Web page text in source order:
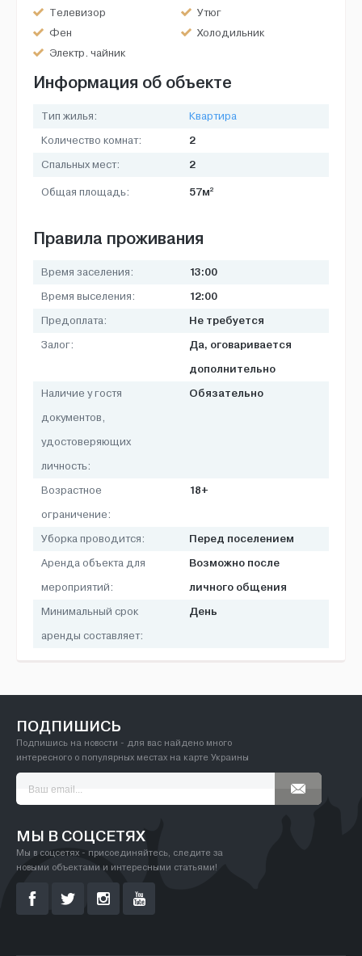
Телевизор
Утюг
Фен
Холодильник
Электр. чайник
Информация об объекте
Тип жилья:
Квартира
Количество комнат:
2
Спальных мест: 2
Общая площадь: 57м2
Правила проживания
Время заселения: 13:00
Время выселения: 12:00
Предоплата: Не требуется
Залог:
Да, оговаривается
дополнительно
Наличие у гостя
документов,
удостоверяющих
личность:
Обязательно
Возрастное
ограничение:
18+
Уборка проводится: Перед поселением
Аренда объекта для
мероприятий:
Возможно после
личного общения
Минимальный срок
аренды составляет:
День
ПОДПИШИСЬ
Подпишись на новости - для вас найдено много
интересного о популярных местах на карте Украины
МЫ В СОЦСЕТЯХ
Мы в соцсетях - присоединяйтесь, следите за
новыми объектами и интересными статьями!